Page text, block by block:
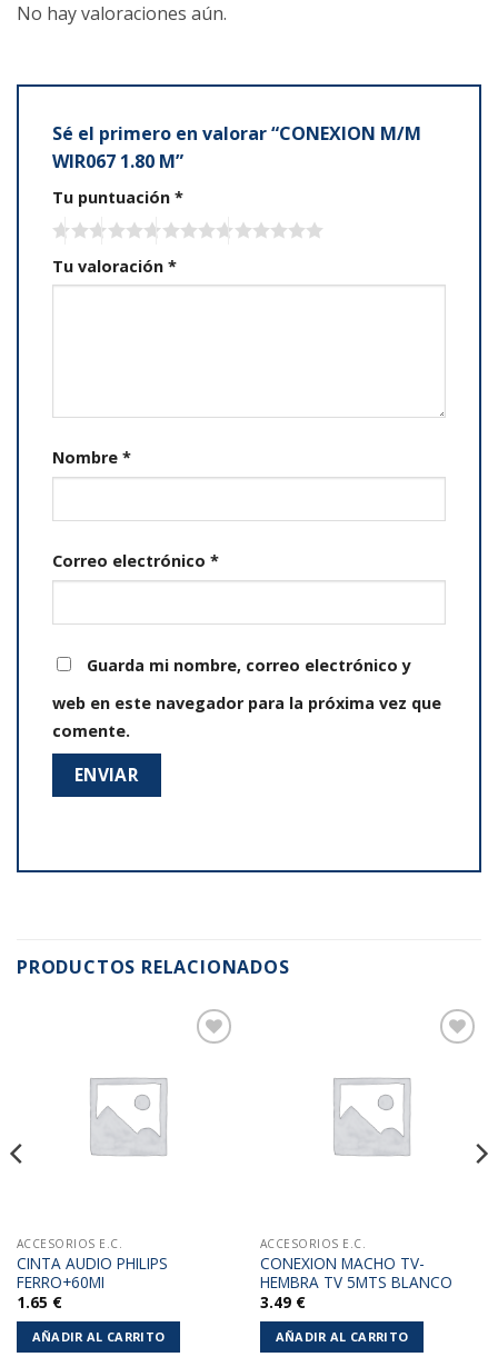
No hay valoraciones aún.
Sé el primero en valorar “CONEXION M/M
WIR067 1.80 M”
Tu puntuación *
Tu valoración *
Nombre *
Correo electrónico *
Guarda mi nombre, correo electrónico y
web en este navegador para la próxima vez que
comente.
PRODUCTOS RELACIONADOS
ACCESORIOS E.C.
CINTA AUDIO PHILIPS
FERRO+60MI
1.65 €
AÑADIR AL CARRITO
ACCESORIOS E.C.
CONEXION MACHO TV-
HEMBRA TV 5MTS BLANCO
3.49 €
AÑADIR AL CARRITO